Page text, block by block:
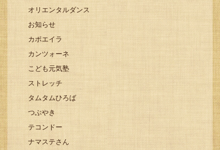
オリエンタルダンス
お知らせ
カポエイラ
カンツォーネ
こども元気塾
ストレッチ
タムタムひろば
つぶやき
テコンドー
ナマステさん